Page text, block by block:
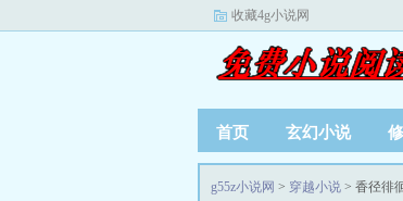
收藏4g小说网
首页 玄幻小说
g55z小说网 > 穿越小说 > 香径徘